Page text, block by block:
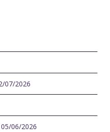
07/2026
05/06/2026